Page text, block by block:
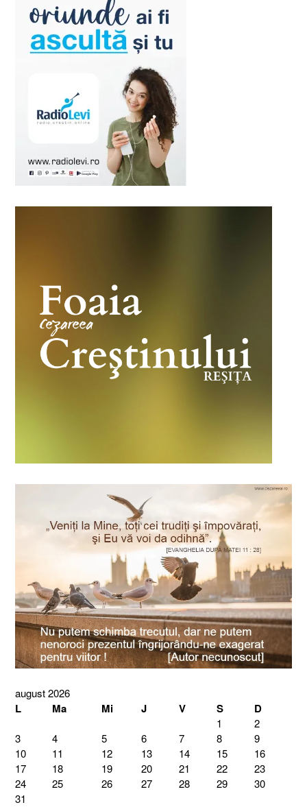
august 2026
L Ma Mi J V S D
1
2
3
4 5 6 7 8
9
10
11 12 13 14 15
16
17
18 19 20 21 22
23
24
25 26 27 28 29
30
31